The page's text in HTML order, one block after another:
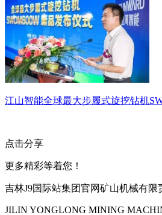
江山智能全球最大步履式旋挖钻机
点击分享
更多精彩等着您！
吉林J9国际站集团官网矿山机械有限
JILIN YONGLONG MINING